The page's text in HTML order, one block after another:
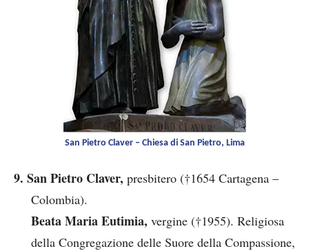
San Pietro Claver – Chiesa di San Pietro, Lima
9. San Pietro Claver, presbitero (†1654 Cartagena –
Colombia).
Beata Maria Eutimia, vergine (†1955). Religiosa
della Congregazione delle Suore della Compassione,